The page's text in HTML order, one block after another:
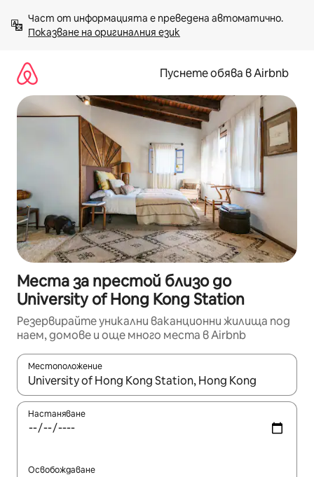
към
съдържанието
Показване на оригиналния език
Пуснете обява в Airbnb
Места за престой близо до
University of Hong Kong Station
Резервирайте уникални ваканционни жилища под
наем, домове и още много места в Airbnb
Местоположение
Когато резултатите се покажат, използвайте
Настаняване
Освобождаване